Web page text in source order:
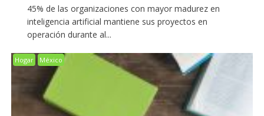
45% de las organizaciones con mayor madurez en
inteligencia artificial mantiene sus proyectos en
operación durante al...
Hogar México